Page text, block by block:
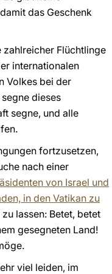
das Geschenk
zahlreicher Flüchtlinge
internationalen
Volkes bei der
dieses
segne, und alle
fortzusetzen,
nach einer
von Israel und
in den Vatikan zu
lassen: Betet, betet
gesegneten Land!
viel leiden, im